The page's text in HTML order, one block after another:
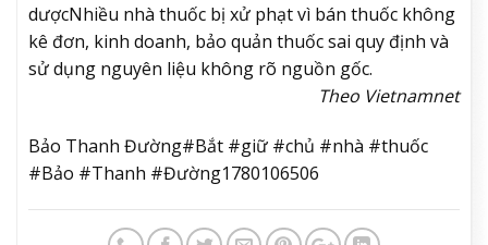
dượcNhiều nhà thuốc bị xử phạt vì bán thuốc không
kê đơn, kinh doanh, bảo quản thuốc sai quy định và
sử dụng nguyên liệu không rõ nguồn gốc.
Theo Vietnamnet
Bảo Thanh Đường#Bắt #giữ #chủ #nhà #thuốc
#Bảo #Thanh #Đường1780106506